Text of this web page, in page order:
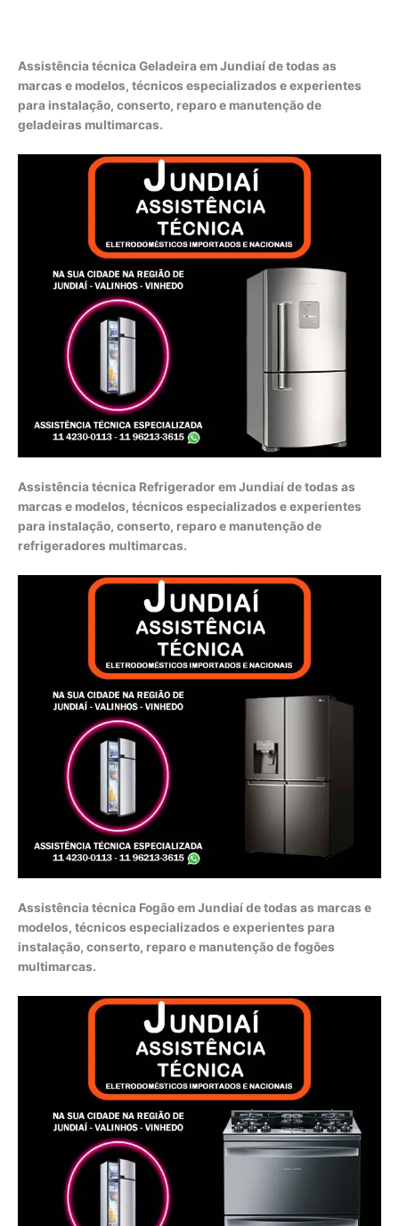
Assistência técnica Geladeira em Jundiaí de todas as
marcas e modelos, técnicos especializados e experientes
para instalação, conserto, reparo e manutenção de
geladeiras multimarcas.
Assistência técnica Refrigerador em Jundiaí de todas as
marcas e modelos, técnicos especializados e experientes
para instalação, conserto, reparo e manutenção de
refrigeradores multimarcas.
Assistência técnica Fogão em Jundiaí de todas as marcas e
modelos, técnicos especializados e experientes para
instalação, conserto, reparo e manutenção de fogões
multimarcas.